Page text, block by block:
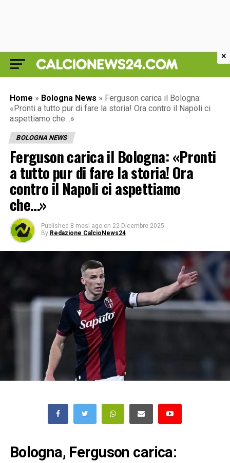
Home » Bologna News » Ferguson carica il Bologna:
«Pronti a tutto pur di fare la storia! Ora contro il Napoli ci
aspettiamo che…»
BOLOGNA NEWS
Ferguson carica il Bologna: «Pronti
a tutto pur di fare la storia! Ora
contro il Napoli ci aspettiamo
che…»
Published 8 mesi ago on 22 Dicembre 2025
By Redazione CalcioNews24
Bologna, Ferguson carica:
×